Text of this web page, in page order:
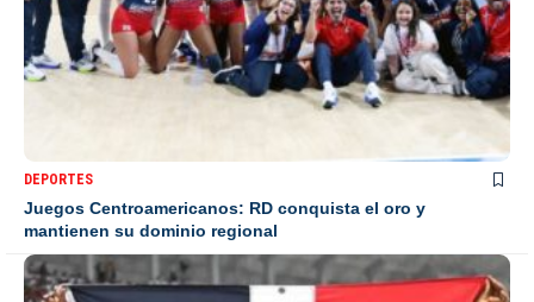
DEPORTES
Juegos Centroamericanos: RD conquista el oro y
mantienen su dominio regional